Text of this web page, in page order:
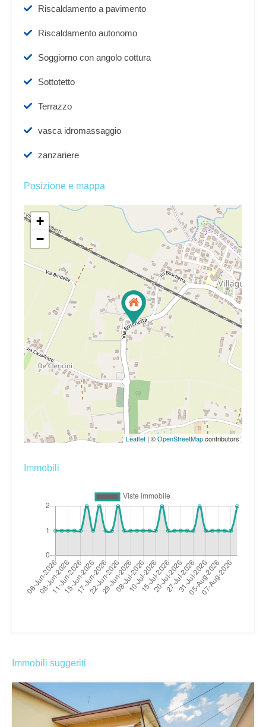
Riscaldamento a pavimento
Riscaldamento autonomo
Soggiorno con angolo cottura
Sottotetto
Terrazzo
vasca idromassaggio
zanzariere
Posizione e mappa
+
−
Leaflet | ©OpenStreetMapcontributors
Immobili
Immobili suggeriti